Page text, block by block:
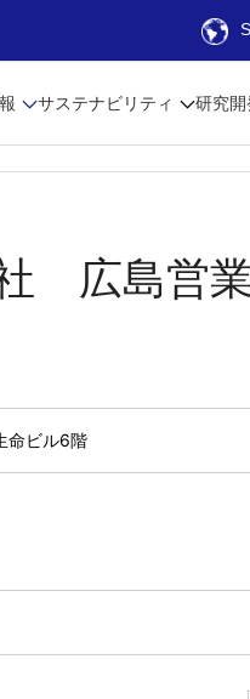
サステナビリティ 研究開
広島営
命ビル6階